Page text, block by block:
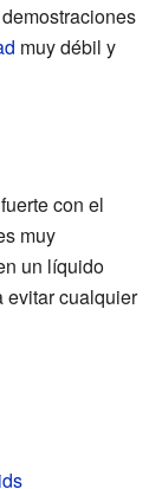
muy débil y
con el
muy
un líquido
evitar cualquier